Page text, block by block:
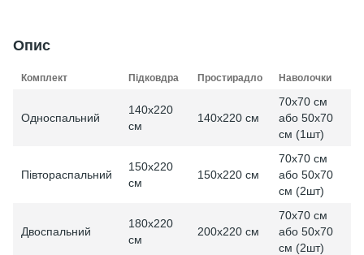
Опис
Комплект Підковдра Простирадло Наволочки
Односпальний
140x220
см
140x220 см
70x70 см
або 50x70
см (1шт)
Півтораспальний
150x220
см
150x220 см
70x70 см
або 50x70
см (2шт)
Двоспальний
180x220
см
200x220 см
70x70 см
або 50x70
см (2шт)